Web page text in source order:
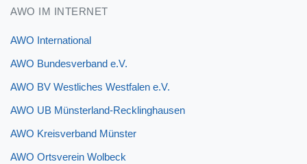
AWO IM INTERNET
AWO International
AWO Bundesverband e.V.
AWO BV Westliches Westfalen e.V.
AWO UB Münsterland-Recklinghausen
AWO Kreisverband Münster
AWO Ortsverein Wolbeck